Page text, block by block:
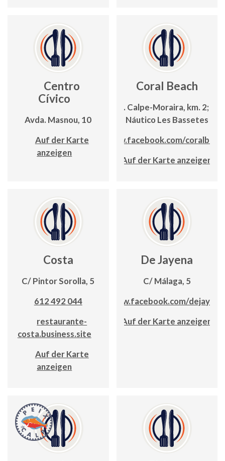
Centro
Cívico
Avda. Masnou, 10
Auf der Karte
anzeigen
Coral Beach
Ctra. Calpe-Moraira, km. 2;
Náutico Les Bassetes
www.facebook.com/
Auf der Karte anzeigen
Costa
C/ Pintor Sorolla, 5
612 492 044
restaurante-
costa.business.site
Auf der Karte
anzeigen
De Jayena
C/ Málaga, 5
www.facebook.com/dejayena
Auf der Karte anzeigen